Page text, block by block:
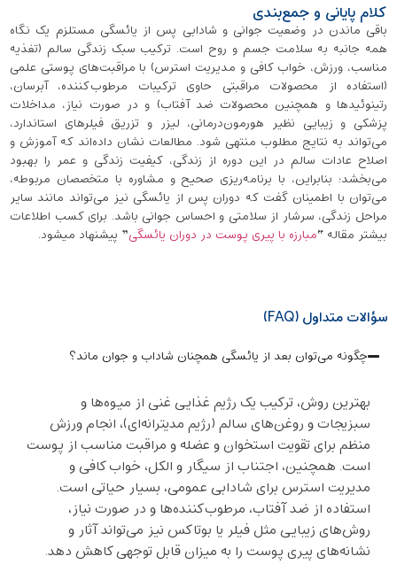
کلام پایانی و جمع‌بندی
باقی ماندن در وضعیت جوانی و شادابی پس از یائسگی مستلزم یک نگاه
همه‌ جانبه به سلامت جسم و روح است. ترکیب سبک زندگی سالم (تغذیه
مناسب، ورزش، خواب کافی و مدیریت استرس) با مراقبت‌های پوستی علمی
(استفاده از محصولات مراقبتی حاوی ترکیبات مرطوب‌کننده‌، آبرسان،
رتینوئیدها و همچنین محصولات ضد آفتاب) و در صورت نیاز، مداخلات
پزشکی و زیبایی نظیر هورمون‌درمانی، لیزر و تزریق فیلرهای استاندارد،
می‌تواند به نتایج مطلوب منتهی شود. مطالعات نشان داده‌اند که آموزش و
اصلاح عادات سالم در این دوره از زندگی، کیفیت زندگی و عمر را بهبود
می‌بخشد؛ بنابراین، با برنامه‌ریزی صحیح و مشاوره با متخصصان مربوطه،
می‌توان با اطمینان گفت که دوران پس از یائسگی نیز می‌تواند مانند سایر
مراحل زندگی، سرشار از سلامتی و احساس جوانی باشد. برای کسب اطلاعات
بیشتر مقاله “مبارزه با پیری پوست در دوران یائسگی” پیشنهاد میشود.
سؤالات متداول (FAQ)
چگونه می‌توان بعد از یائسگی همچنان شاداب و جوان ماند؟
بهترین روش، ترکیب یک رژیم غذایی غنی از میوه‌ها و
سبزیجات و روغن‌های سالم (رژیم مدیترانه‌ای)، انجام ورزش
منظم برای تقویت استخوان و عضله و مراقبت مناسب از پوست
است. همچنین، اجتناب از سیگار و الکل، خواب کافی و
مدیریت استرس برای شادابی عمومی، بسیار حیاتی است.
استفاده از ضد آفتاب، مرطوب‌کننده‌ها و در صورت نیاز،
روش‌های زیبایی مثل فیلر یا بوتاکس نیز می‌تواند آثار و
نشانه‌های پیری پوست را به میزان قابل توجهی کاهش دهد.